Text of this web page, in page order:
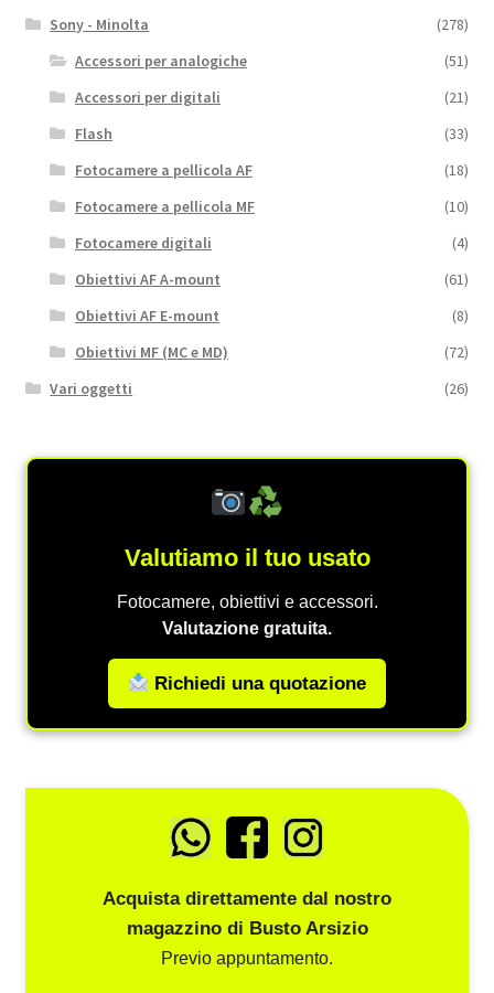
Sony - Minolta
(278)
Accessori per analogiche
(51)
Accessori per digitali
(21)
Flash
(33)
Fotocamere a pellicola AF
(18)
Fotocamere a pellicola MF
(10)
Fotocamere digitali
(4)
Obiettivi AF A-mount
(61)
Obiettivi AF E-mount
(8)
Obiettivi MF (MC e MD)
(72)
Vari oggetti
(26)
Valutiamo il tuo usato
Fotocamere, obiettivi e accessori.
Valutazione gratuita.
Richiedi una quotazione
Acquista direttamente dal nostro
magazzino di Busto Arsizio
Previo appuntamento.